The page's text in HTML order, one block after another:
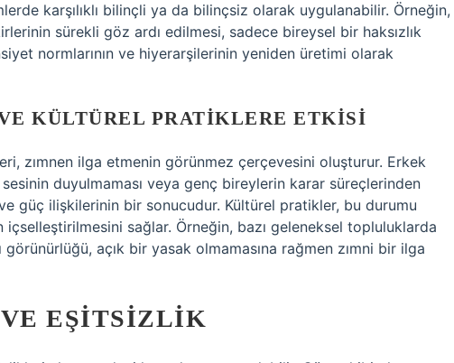
karşılıklı bilinçli ya da bilinçsiz olarak uygulanabilir. Örneğin,
sürekli göz ardı edilmesi, sadece bireysel bir haksızlık
normlarının ve hiyerarşilerinin yeniden üretimi olarak
KÜLTÜREL PRATIKLERE ETKISI
zımnen ilga etmenin görünmez çerçevesini oluşturur. Erkek
duyulmaması veya genç bireylerin karar süreçlerinden
güç ilişkilerinin bir sonucudur. Kültürel pratikler, bu durumu
içselleştirilmesini sağlar. Örneğin, bazı geleneksel topluluklarda
görünürlüğü, açık bir yasak olmamasına rağmen zımni bir ilga
EŞITSIZLIK